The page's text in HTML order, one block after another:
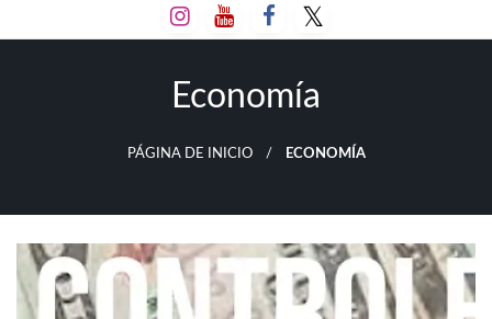
al
Economía
PÁGINA DE INICIO ECONOMÍA